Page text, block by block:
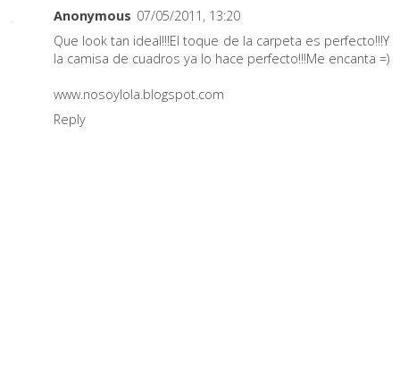
Anonymous 07/05/2011, 13:20
Que look tan ideal!!!El toque de la carpeta es perfecto!!!Y
la camisa de cuadros ya lo hace perfecto!!!Me encanta =)
www.nosoylola.blogspot.com
Reply